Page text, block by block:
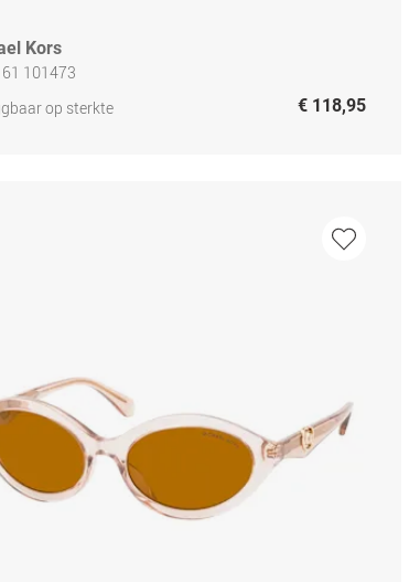
Kors
101473
op sterkte
€ 118,95